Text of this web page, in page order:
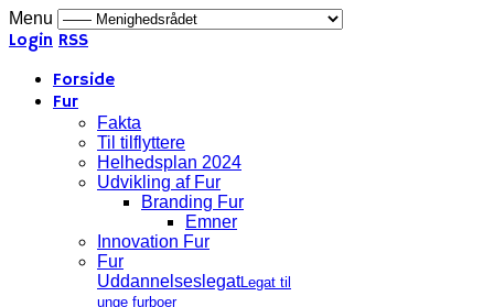
Menu
Login RSS
Forside
Fur
Fakta
Til tilflyttere
Helhedsplan 2024
Udvikling af Fur
Branding Fur
Emner
Innovation Fur
Fur
UddannelseslegatLegat til
unge furboer